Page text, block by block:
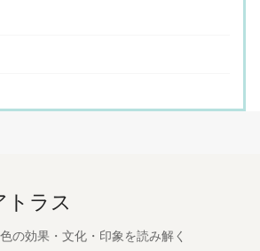
トラス
の効果・文化・印象を読み解く